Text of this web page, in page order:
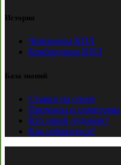
История
Чемпионы КПЛ
Бомбардиры КПЛ
База знаний
Ставки на спорт
Причины и симптомы
Кто такой лудоман?
Как избавиться?